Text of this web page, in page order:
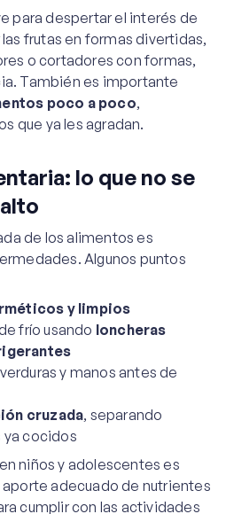
para despertar el interés de
frutas en formas divertidas,
o cortadores con formas,
También es importante
poco a poco,
que ya les agradan.
lo que no se
de los alimentos es
Algunos puntos
y limpios
frío usando loncheras
y manos antes de
cruzada, separando
ya cocidos
niños y adolescentes es
aporte adecuado de nutrientes
cumplir con las actividades